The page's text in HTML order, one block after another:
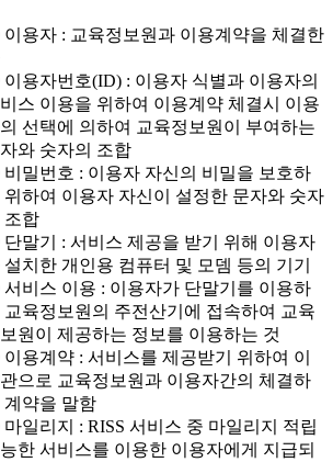
용자 : 교육정보원과 이용계약을 체결한
용자번호(ID) : 이용자 식별과 이용자의
스 이용을 위하여 이용계약 체결시 이용
선택에 의하여 교육정보원이 부여하는
와 숫자의 조합
밀번호 : 이용자 자신의 비밀을 보호하
위하여 이용자 자신이 설정한 문자와 숫자
조합
말기 : 서비스 제공을 받기 위해 이용자
설치한 개인용 컴퓨터 및 모뎀 등의 기기
비스 이용 : 이용자가 단말기를 이용하
교육정보원의 주전산기에 접속하여 교육
원이 제공하는 정보를 이용하는 것
용계약 : 서비스를 제공받기 위하여 이
으로 교육정보원과 이용자간의 체결하
계약을 말함
일리지 : RISS 서비스 중 마일리지 적립
한 서비스를 이용한 이용자에게 지급되